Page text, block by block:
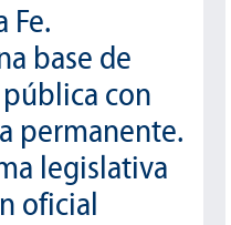
Fe.
base de
con
permanente.
legislativa
oficial